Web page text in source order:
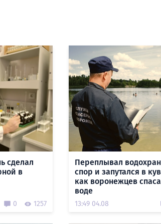
сделал
в
0 1257
Переплывал
спор и запутался в
как воронежцев
воде
13:49 04.08